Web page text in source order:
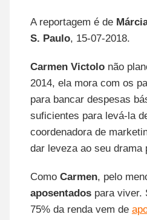
A reportagem é de
S. Paulo, 15-07-2018.
Carmen Victolonão
2014, ela mora com os
para bancar despesas
suficientes para levá-la
coordenadora de
dar leveza ao seu drama
Como Carmen, pelo
aposentadospara viver.
75% da renda vem de